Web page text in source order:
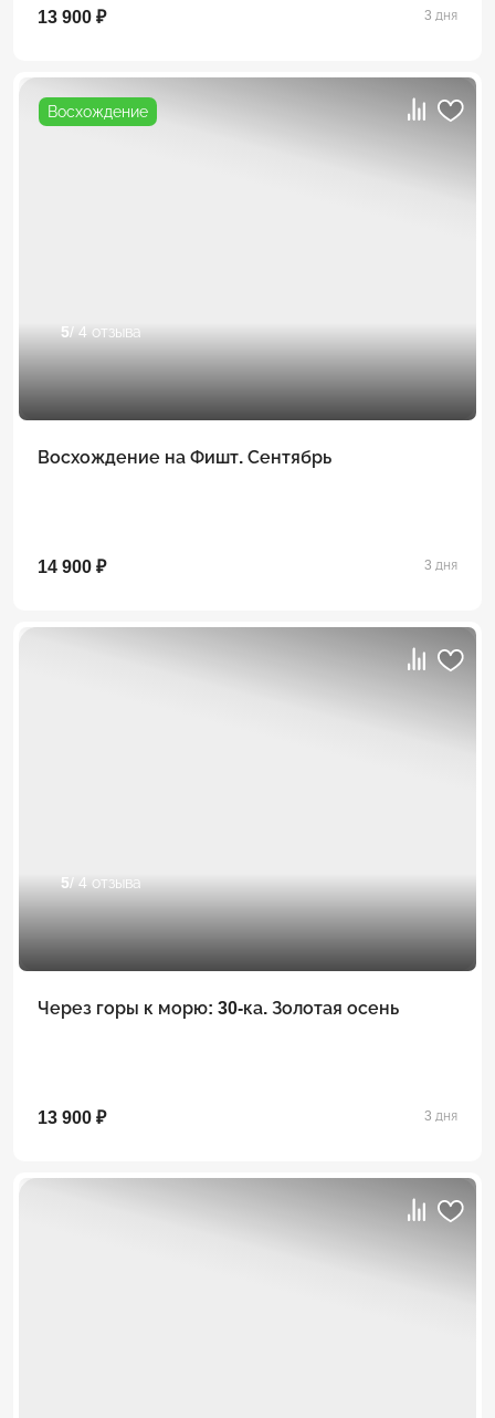
13 900 ₽ 3 дня
Восхождение
5/ 4 отзыва
Восхождение на Фишт. Сентябрь
14 900 ₽ 3 дня
5/ 4 отзыва
Через горы к морю: 30-ка. Золотая осень
13 900 ₽ 3 дня